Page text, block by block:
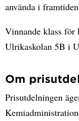
använda i
Vinnande klass för
Ulrikaskolan 5B i
Om
Prisutdelningen